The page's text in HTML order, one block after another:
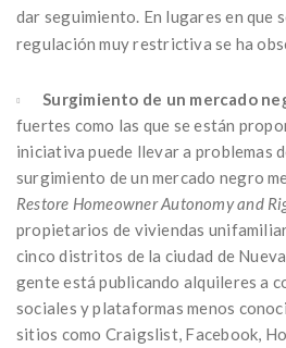
dar seguimiento. En lugares en que
regulación muy restrictiva se ha
Surgimiento de un mercado
fuertes como las que se están
iniciativa puede llevar a problemas
surgimiento de un mercado negro
Restore Homeowner Autonomy and
propietarios de viviendas
cinco distritos de la ciudad de
gente está publicando alquileres a
sociales y plataformas menos
sitios como Craigslist, Facebook,